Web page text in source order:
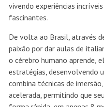
vivendo experiências
fascinantes.
De volta ao Brasil, através
paixão por dar aulas de
o cérebro humano aprende,
estratégias, desenvolvendo
combina técnicas de
acelerada, permitindo que